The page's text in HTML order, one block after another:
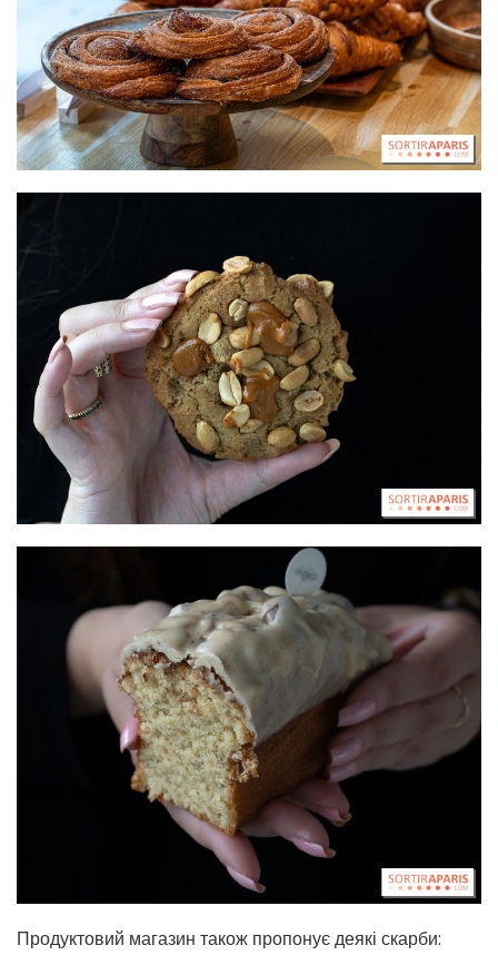
Продуктовий магазин також пропонує деякі скарби: